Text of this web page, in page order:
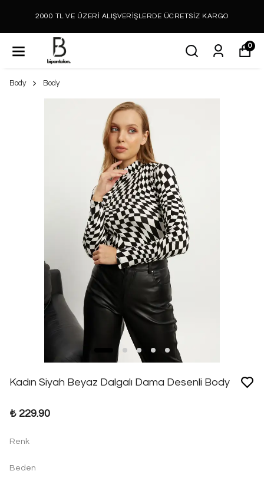
2000 TL VE ÜZERİ ALIŞVERİŞLERDE ÜCRETSİZ KARGO
0
Body Body
Kadın Siyah Beyaz Dalgalı Dama Desenli Body
₺ 229.90
Renk
Beden